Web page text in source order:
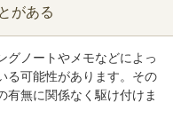
がある
グノートやメモなどによっ
る可能性があります。その
有無に関係なく駆け付けま